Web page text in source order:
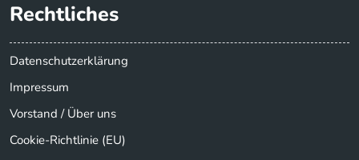
Rechtliches
Datenschutzerklärung
Impressum
Vorstand / Über uns
Cookie-Richtlinie (EU)